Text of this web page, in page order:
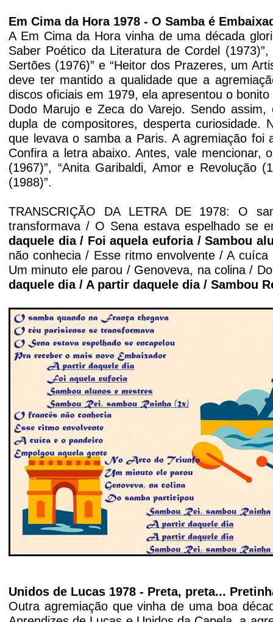
Em Cima da Hora 1978 - O Samba é
A Em Cima da Hora vinha de uma década
Saber Poético da Literatura de Cordel
Sertões (1976)” e “Heitor dos Prazeres, um
deve ter mantido a qualidade que a
discos oficiais em 1979, ela apresentou o
Dodo Marujo e Zeca do Varejo. Sendo
dupla de compositores, desperta
que levava o samba a Paris. A agremiação
Confira a letra abaixo. Antes, vale mencionar,
(1967)”, “Anita Garibaldi, Amor e Revolução
(1988)”.
TRANSCRIÇÃO DA LETRA DE 1978: O
transformava / O Sena estava espelhado se
daquele dia / Foi aquela euforia / Sambou
não conhecia / Esse ritmo envolvente / A
Um minuto ele parou / Genoveva, na colina /
daquele dia / A partir daquele dia / Sambou
Unidos de Lucas 1978 - Preta, preta...
Outra agremiação que vinha de uma boa